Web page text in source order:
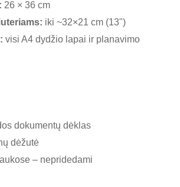
26 × 36 cm
iki ~32×21 cm (13")
visi A4 dydžio lapai ir planavimo
dokumentų dėklas
dėžutė
– nepridedami